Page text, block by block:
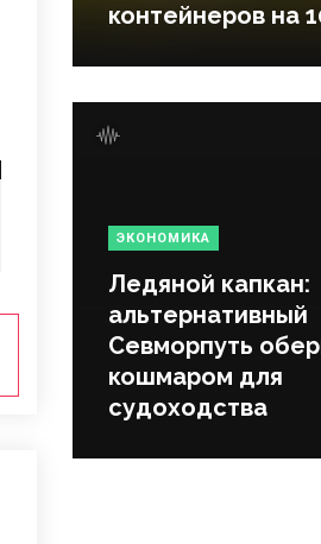
контейнеров на
ЭКОНОМИКА
Ледяной капкан:
альтернативный
Севморпуть
кошмаром для
судоходства